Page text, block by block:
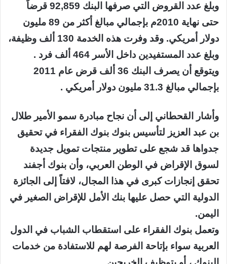
وبلغ عدد القروض التي صرفها البنك 92,859 قرضاً
حتى نهاية 2010م بإجمالي مبالغ أكثر من 89 مليون
دولار أمريكي. وقد وفرت هذه الخدمة 130 ألف وظيفة،
وبلغ عدد المستفيدين داخل الأسر 464 ألف فرد .
ويتوقع أن يصرف البنك 36 ألف قرض عام 2011
بإجمالي مبالغ 31.3 مليون دولار أمريكي .
وأشار القحطاني إلى أن نجاح مبادرة سمو الأمير طلال
بن عبد العزيز لتأسيس بنوك بنوك الفقراء في تحقيق
جدواها قد شجع على تطوير منتجات تمويل جديدة
لسوق الإقراض في الوطن العربي، وأن بنوك أجفند
تحقق إنجازات كبرى في هذا المجال، لافتاً إلى الجائزة
الدولية التي حصل عليها بنك الأمل للإقراض الصغير في
اليمن.
وتعمل بنوك الفقراء على استقطاب الشباب في الدول
العربية سواء بإتاحة الفرصة لهم للاستفادة من خدمات